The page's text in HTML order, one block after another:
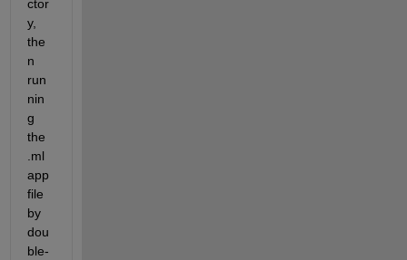
ctor
y,
the
n
run
nin
g
the
.ml
app
file
by
dou
ble-